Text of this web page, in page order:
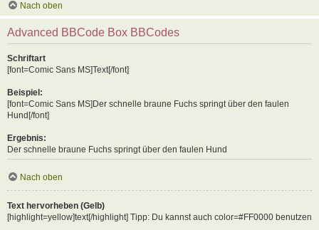
Nach oben
Advanced BBCode Box BBCodes
Schriftart
[font=Comic Sans MS]Text[/font]
Beispiel:
[font=Comic Sans MS]Der schnelle braune Fuchs springt über den faulen
Hund[/font]
Ergebnis:
Der schnelle braune Fuchs springt über den faulen Hund
Nach oben
Text hervorheben (Gelb)
[highlight=yellow]text[/highlight] Tipp: Du kannst auch color=#FF0000 benutzen